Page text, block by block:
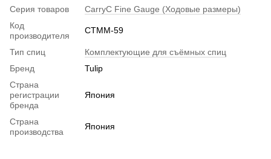
Серия товаров
CarryC Fine Gauge (Ходовые размеры)
Код
производителя
CTMM-59
Тип спиц
Комплектующие для съёмных спиц
Бренд
Tulip
Страна
регистрации
бренда
Япония
Страна
производства
Япония